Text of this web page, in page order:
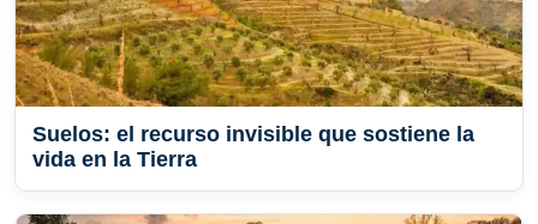
Suelos: el recurso invisible que sostiene la
vida en la Tierra